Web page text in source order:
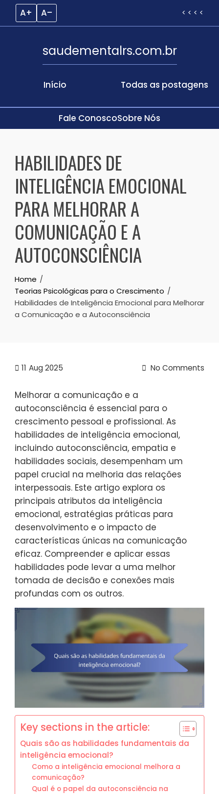
A+ A– < < < <
Início
saudementalrs.com.br
Todas as postagens
Fale ConoscoSobre Nós
contentHABILIDADES DE
INTELIGÊNCIA EMOCIONAL
PARA MELHORAR A
COMUNICAÇÃO E A
AUTOCONSCIÊNCIA
Home
Teorias Psicológicas para o Crescimento
Habilidades de Inteligência Emocional para Melhorar
a Comunicação e a Autoconsciência
11 Aug 2025 No Comments
Melhorar a comunicação e a
autoconsciência é essencial para o
crescimento pessoal e profissional. As
habilidades de inteligência emocional,
incluindo autoconsciência, empatia e
habilidades sociais, desempenham um
papel crucial na melhoria das relações
interpessoais. Este artigo explora os
principais atributos da inteligência
emocional, estratégias práticas para
desenvolvimento e o impacto de
características únicas na comunicação
eficaz. Compreender e aplicar essas
habilidades pode levar a uma melhor
tomada de decisão e conexões mais
profundas com os outros.
Key sections in the article:
Quais são as habilidades fundamentais da
inteligência emocional?
Como a inteligência emocional melhora a
comunicação?
Qual é o papel da autoconsciência na